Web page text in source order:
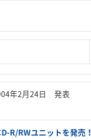
年2月24日 発表
R/RWユニットを発売！